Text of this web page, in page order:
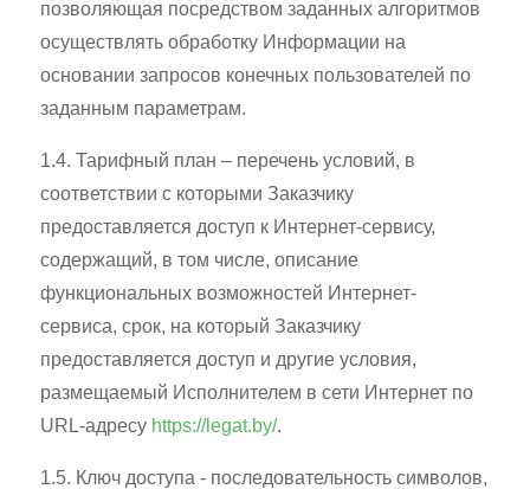
позволяющая посредством заданных алгоритмов
осуществлять обработку Информации на
основании запросов конечных пользователей по
заданным параметрам.
1.4. Тарифный план – перечень условий, в
соответствии с которыми Заказчику
предоставляется доступ к Интернет-сервису,
содержащий, в том числе, описание
функциональных возможностей Интернет-
сервиса, срок, на который Заказчику
предоставляется доступ и другие условия,
размещаемый Исполнителем в сети Интернет по
URL-адресу https://legat.by/.
1.5. Ключ доступа - последовательность символов,